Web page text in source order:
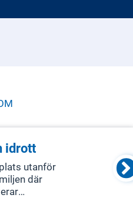
idrott
utanför
där